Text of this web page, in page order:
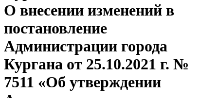
О внесении изменений в
постановление
Администрации города
Кургана от 25.10.2021 г. №
7511 «Об утверждении